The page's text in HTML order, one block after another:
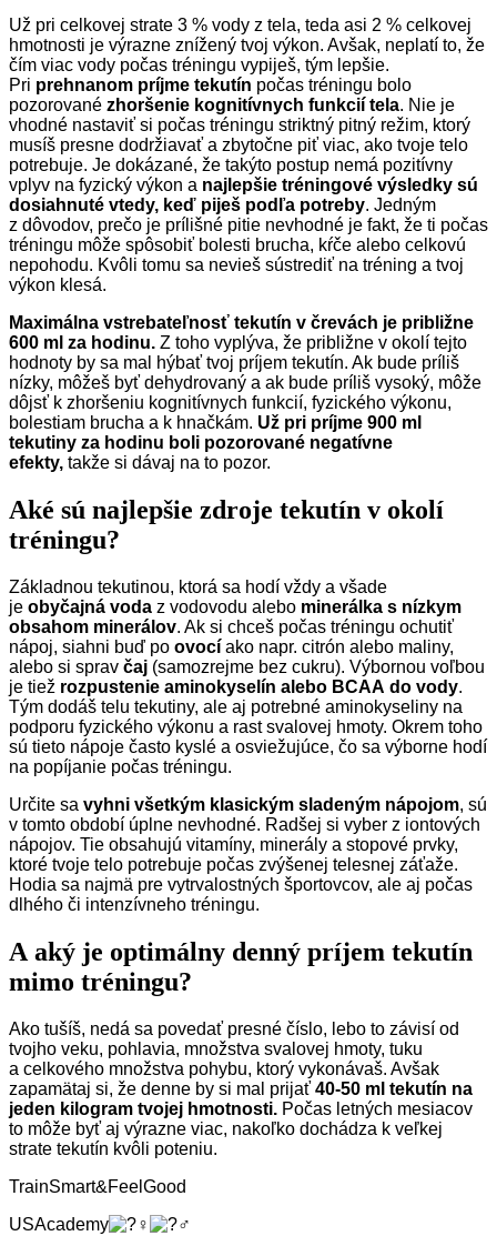
Už pri celkovej strate 3 % vody z tela, teda asi 2 % celkovej
hmotnosti je výrazne znížený tvoj výkon. Avšak, neplatí to, že
čím viac vody počas tréningu vypiješ, tým lepšie.
Pri prehnanom príjme tekutín počas tréningu bolo
pozorované zhoršenie kognitívnych funkcií tela. Nie je
vhodné nastaviť si počas tréningu striktný pitný režim, ktorý
musíš presne dodržiavať a zbytočne piť viac, ako tvoje telo
potrebuje. Je dokázané, že takýto postup nemá pozitívny
vplyv na fyzický výkon a najlepšie tréningové výsledky sú
dosiahnuté vtedy, keď piješ podľa potreby. Jedným
z dôvodov, prečo je prílišné pitie nevhodné je fakt, že ti počas
tréningu môže spôsobiť bolesti brucha, kŕče alebo celkovú
nepohodu. Kvôli tomu sa nevieš sústrediť na tréning a tvoj
výkon klesá.
Maximálna vstrebateľnosť tekutín v črevách je približne
600 ml za hodinu. Z toho vyplýva, že približne v okolí tejto
hodnoty by sa mal hýbať tvoj príjem tekutín. Ak bude príliš
nízky, môžeš byť dehydrovaný a ak bude príliš vysoký, môže
dôjsť k zhoršeniu kognitívnych funkcií, fyzického výkonu,
bolestiam brucha a k hnačkám. Už pri príjme 900 ml
tekutiny za hodinu boli pozorované negatívne
efekty, takže si dávaj na to pozor.
Aké sú najlepšie zdroje tekutín v okolí
tréningu?
Základnou tekutinou, ktorá sa hodí vždy a všade
je obyčajná voda z vodovodu alebo minerálka s nízkym
obsahom minerálov. Ak si chceš počas tréningu ochutiť
nápoj, siahni buď po ovocí ako napr. citrón alebo maliny,
alebo si sprav čaj (samozrejme bez cukru). Výbornou voľbou
je tiež rozpustenie aminokyselín alebo BCAA do vody.
Tým dodáš telu tekutiny, ale aj potrebné aminokyseliny na
podporu fyzického výkonu a rast svalovej hmoty. Okrem toho
sú tieto nápoje často kyslé a osviežujúce, čo sa výborne hodí
na popíjanie počas tréningu.
Určite sa vyhni všetkým klasickým sladeným nápojom, sú
v tomto období úplne nevhodné. Radšej si vyber z iontových
nápojov. Tie obsahujú vitamíny, minerály a stopové prvky,
ktoré tvoje telo potrebuje počas zvýšenej telesnej záťaže.
Hodia sa najmä pre vytrvalostných športovcov, ale aj počas
dlhého či intenzívneho tréningu.
A aký je optimálny denný príjem tekutín
mimo tréningu?
Ako tušíš, nedá sa povedať presné číslo, lebo to závisí od
tvojho veku, pohlavia, množstva svalovej hmoty, tuku
a celkového množstva pohybu, ktorý vykonávaš. Avšak
zapamätaj si, že denne by si mal prijať 40-50 ml tekutín na
jeden kilogram tvojej hmotnosti. Počas letných mesiacov
to môže byť aj výrazne viac, nakoľko dochádza k veľkej
strate tekutín kvôli poteniu.
TrainSmart&FeelGood
USAcademy